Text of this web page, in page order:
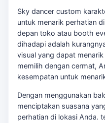
Sky dancer custom
untuk menarik perhatian
depan toko atau booth
dihadapi adalah
visual yang dapat
memilih dengan cermat,
kesempatan untuk
Dengan menggunakan
menciptakan suasana
perhatian di lokasi Anda.